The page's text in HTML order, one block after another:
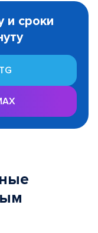
и сроки